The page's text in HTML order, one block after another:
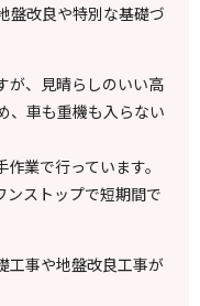
盤改良や特別な基礎づ
が、見晴らしのいい高
、車も重機も入らない
業で行っています。
ンストップで短期間で
工事や地盤改良工事が